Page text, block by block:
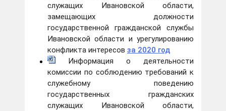
служащих Ивановской области,
замещающих должности
государственной гражданской службы
Ивановской области и урегулированию
конфликта интересов за 2020 год
Информация о деятельности
комиссии по соблюдению требований к
служебному поведению
государственных гражданских
служащих Ивановской области,